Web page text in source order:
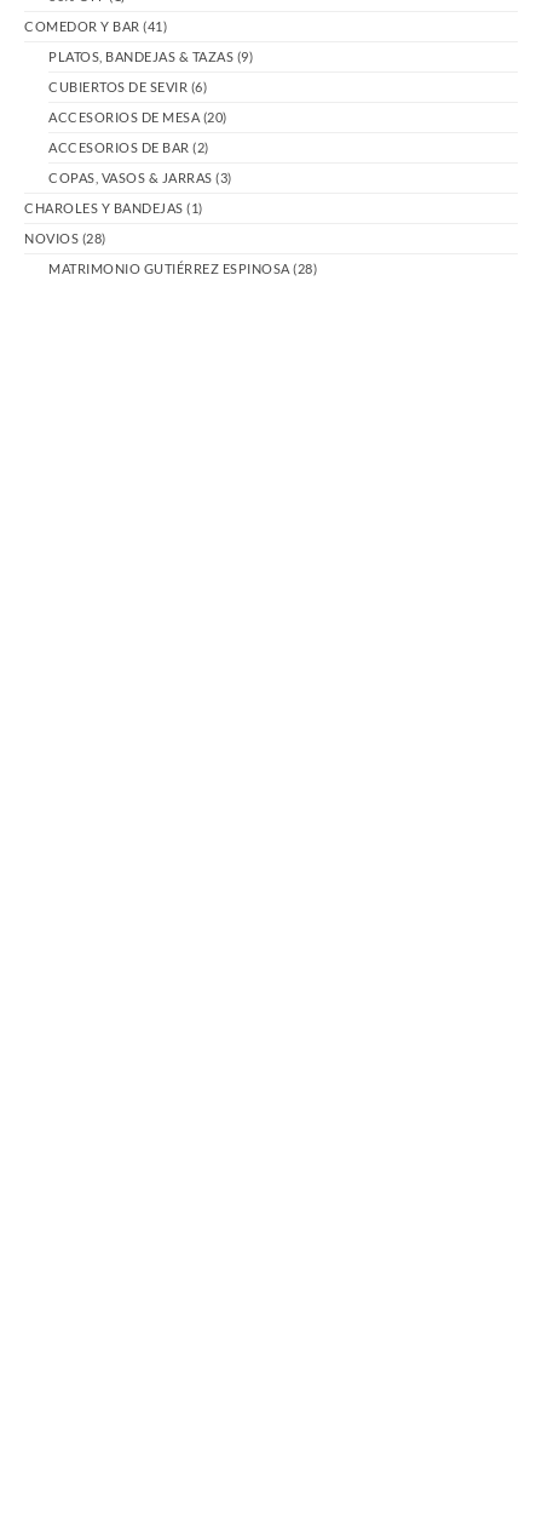
COMEDOR Y BAR (41)
PLATOS, BANDEJAS & TAZAS (9)
CUBIERTOS DE SEVIR (6)
ACCESORIOS DE MESA (20)
ACCESORIOS DE BAR (2)
COPAS, VASOS & JARRAS (3)
CHAROLES Y BANDEJAS (1)
NOVIOS (28)
MATRIMONIO GUTIÉRREZ ESPINOSA (28)